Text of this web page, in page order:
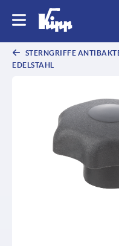
STERNGRIFFE
EDELSTAHL